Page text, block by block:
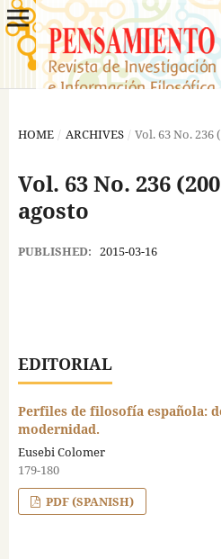
HOME / ARCHIVES / Vol. 63 No. 236
Vol. 63 No. 236
agosto
PUBLISHED: 2015-03-16
EDITORIAL
Perfiles de filosofía española:
modernidad.
Eusebi Colomer
179-180
PDF (SPANISH)